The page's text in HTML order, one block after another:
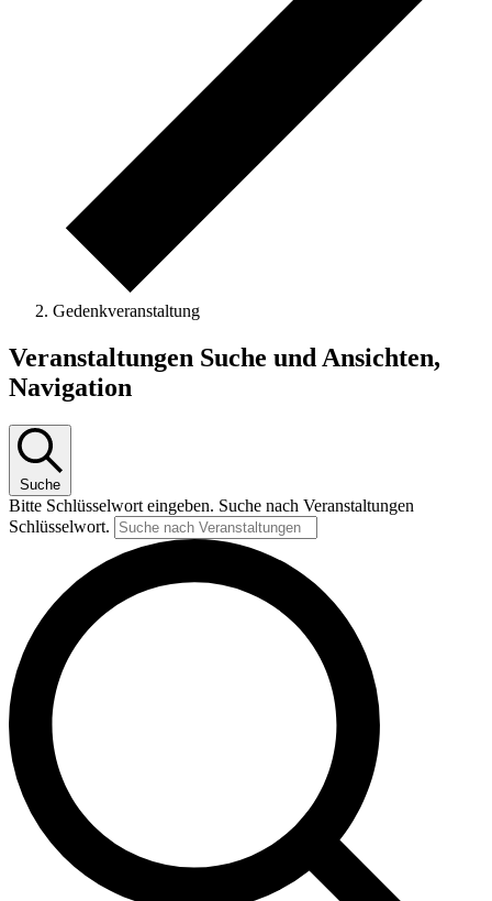
Gedenkveranstaltung
Veranstaltungen
Veranstaltungen Suche und Ansichten,
Navigation
Suche
Bitte Schlüsselwort eingeben. Suche nach Veranstaltungen
Schlüsselwort.